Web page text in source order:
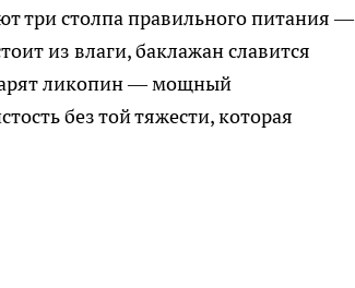
три столпа правильного питания —
из влаги, баклажан славится
ликопин — мощный
без той тяжести, которая